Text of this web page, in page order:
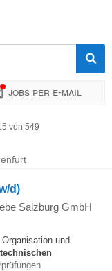
Jobs per e-mail
von 549
d)
Salzburg GmbH
und
technischen